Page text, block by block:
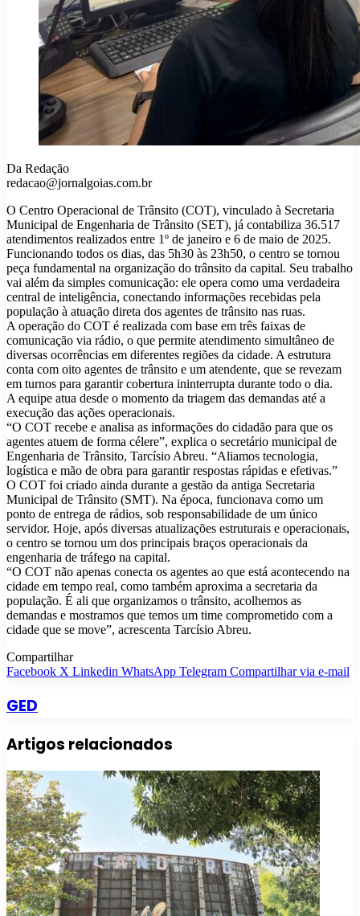
Da Redação
redacao@jornalgoias.com.br
O Centro Operacional de Trânsito (COT), vinculado à Secretaria
Municipal de Engenharia de Trânsito (SET), já contabiliza 36.517
atendimentos realizados entre 1º de janeiro e 6 de maio de 2025.
Funcionando todos os dias, das 5h30 às 23h50, o centro se tornou
peça fundamental na organização do trânsito da capital. Seu trabalho
vai além da simples comunicação: ele opera como uma verdadeira
central de inteligência, conectando informações recebidas pela
população à atuação direta dos agentes de trânsito nas ruas.
A operação do COT é realizada com base em três faixas de
comunicação via rádio, o que permite atendimento simultâneo de
diversas ocorrências em diferentes regiões da cidade. A estrutura
conta com oito agentes de trânsito e um atendente, que se revezam
em turnos para garantir cobertura ininterrupta durante todo o dia.
A equipe atua desde o momento da triagem das demandas até a
execução das ações operacionais.
“O COT recebe e analisa as informações do cidadão para que os
agentes atuem de forma célere”, explica o secretário municipal de
Engenharia de Trânsito, Tarcísio Abreu. “Aliamos tecnologia,
logística e mão de obra para garantir respostas rápidas e efetivas.”
O COT foi criado ainda durante a gestão da antiga Secretaria
Municipal de Trânsito (SMT). Na época, funcionava como um
ponto de entrega de rádios, sob responsabilidade de um único
servidor. Hoje, após diversas atualizações estruturais e operacionais,
o centro se tornou um dos principais braços operacionais da
engenharia de tráfego na capital.
“O COT não apenas conecta os agentes ao que está acontecendo na
cidade em tempo real, como também aproxima a secretaria da
população. É ali que organizamos o trânsito, acolhemos as
demandas e mostramos que temos um time comprometido com a
cidade que se move”, acrescenta Tarcísio Abreu.
Compartilhar
Facebook X Linkedin WhatsApp Telegram Compartilhar via e-mail
GED
Artigos relacionados